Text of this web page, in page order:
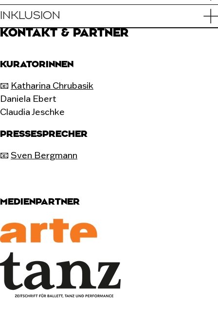
INKLUSION
KONTAKT & PARTNER
KURATORINNEN
📧 Katharina Chrubasik
Daniela Ebert
Claudia Jeschke
PRESSESPRECHER
📧 Sven Bergmann
MEDIENPARTNER